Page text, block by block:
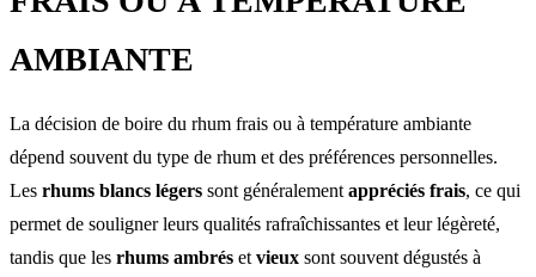
AMBIANTE
La décision de boire du rhum frais ou à température ambiante
dépend souvent du type de rhum et des préférences personnelles.
Les rhums blancs légers sont généralement appréciés frais, ce qui
permet de souligner leurs qualités rafraîchissantes et leur légèreté,
tandis que les rhums ambrés et vieux sont souvent dégustés à